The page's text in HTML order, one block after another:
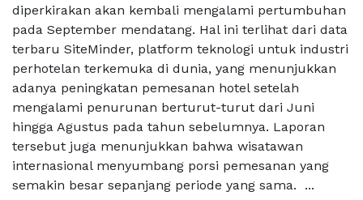
diperkirakan akan kembali mengalami pertumbuhan
pada September mendatang. Hal ini terlihat dari data
terbaru SiteMinder, platform teknologi untuk industri
perhotelan terkemuka di dunia, yang menunjukkan
adanya peningkatan pemesanan hotel setelah
mengalami penurunan berturut-turut dari Juni
hingga Agustus pada tahun sebelumnya. Laporan
tersebut juga menunjukkan bahwa wisatawan
internasional menyumbang porsi pemesanan yang
semakin besar sepanjang periode yang sama. ...